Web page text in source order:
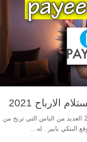
كيفية انشاء حساب payeer لستلام الارباح 2021 العديد من الناس التي تربح من
البنكي بايير . له...